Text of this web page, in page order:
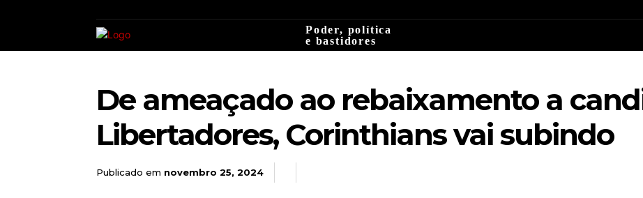
Poder, política
e bastidores
De ameaçado ao rebaixamento a
Libertadores, Corinthians vai subindo
Publicado em novembro 25, 2024